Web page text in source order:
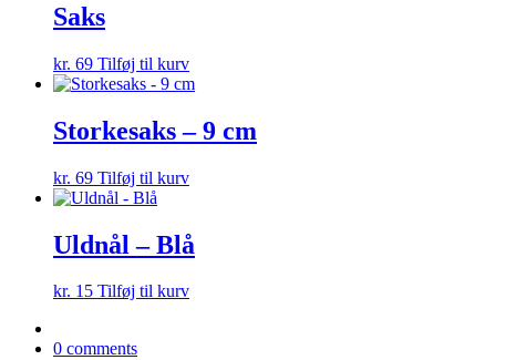
Saks
kr. 69 Tilføj til kurv
Storkesaks – 9 cm
kr. 69 Tilføj til kurv
Uldnål – Blå
kr. 15 Tilføj til kurv
0 comments